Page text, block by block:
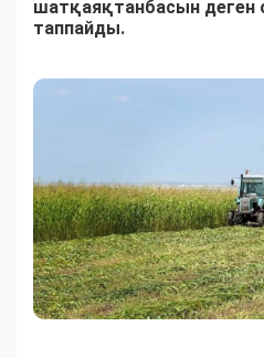
шатқаяқтанбасын
таппайды.